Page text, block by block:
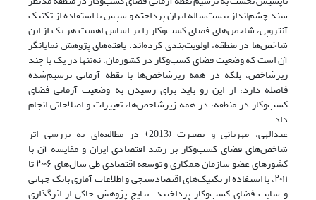
سند چشم‌انداز بیست‌ساله ایران پرداخته و سپس با استفاده از تکنیک
آنتروپی، شاخص‌های فضای کسب‌وکار را بر اساس اهمیت هر یک از این
شاخص‌ها در منطقه، اولویت‌بندی کرده‌اند. یافته‌های پژوهش نمایانگر
آن است که وضعیت فضای کسب‌وکار در کشورمان، نه‌تنها در یک یا چند
زیرشاخص، بلکه در همه زیرشاخص‌ها با نقطه آرمانی ترسیم‌شده
فاصله دارد، از این رو باید برای رسیدن به وضعیت آرمانی فضای
کسب‌وکار در منطقه، در همه زیرشاخص‌ها، تغییرات و اصلاحاتی انجام
داد.
عبدالهی، مهربانی و بصیرت (2013) در مطالعه‌ای به بررسی اثر
شاخص‌های فضای کسب‌وکار بر رشد اقتصادی ایران و مقایسه آن با
کشورهای عضو سازمان همکاری و توسعه اقتصادی طی سال‌های ۲۰۰۶ تا
۲۰۱۱، با استفاده از تکنیک‌های اقتصادسنجی و اطلاعات آماری بانک جهانی
و سایت فضای کسب‌وکار پرداختند. نتایج پژوهش حاکی از اثرگذاری